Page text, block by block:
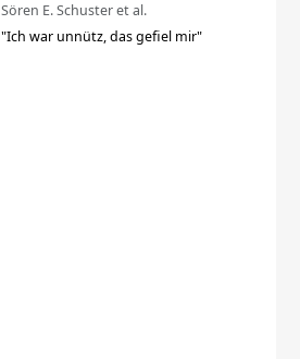
Sören E. Schuster et al.
"Ich war unnütz, das gefiel mir"